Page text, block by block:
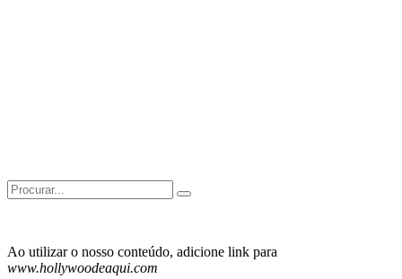
Search
for:
Ao utilizar o nosso conteúdo, adicione link para
www.hollywoodeaqui.com